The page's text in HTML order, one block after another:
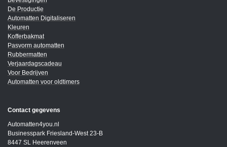
De Productie
Automatten Digitaliseren
Kleuren
Kofferbakmat
Pasvorm automatten
Rubbermatten
Verjaardagscadeau
Voor Bedrijven
Automatten voor oldtimers
Contact gegevens
Automatten4you.nl
Businesspark Friesland-West 23-B
8447 SL Heerenveen